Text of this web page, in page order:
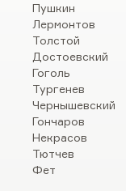
Пушкин
Лермонтов
Толстой
Достоевский
Гоголь
Тургенев
Чернышевский
Гончаров
Некрасов
Тютчев
Фет